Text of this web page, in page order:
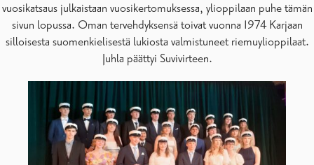
vuosikatsaus julkaistaan vuosikertomuksessa, ylioppilaan puhe tämän
sivun lopussa. Oman tervehdyksensä toivat vuonna 1974 Karjaan
silloisesta suomenkielisestä lukiosta valmistuneet riemuylioppilaat.
Juhla päättyi Suvivirteen.